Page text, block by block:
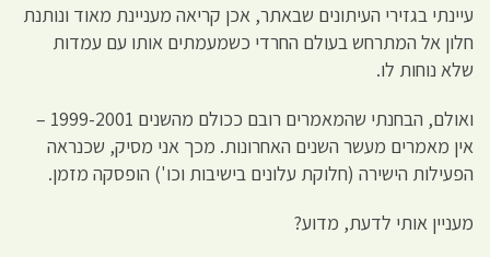
עיינתי בגזירי העיתונים שבאתר, אכן קריאה מעניינת מאוד ונותנת
חלון אל המתרחש בעולם החרדי כשמעמתים אותו עם עמדות
שלא נוחות לו.
ואולם, הבחנתי שהמאמרים רובם ככולם מהשנים 1999-2001 –
אין מאמרים מעשר השנים האחרונות. מכך אני מסיק, שכנראה
הפעילות הישירה (חלוקת עלונים בישיבות וכו') הופסקה מזמן.
מעניין אותי לדעת, מדוע?